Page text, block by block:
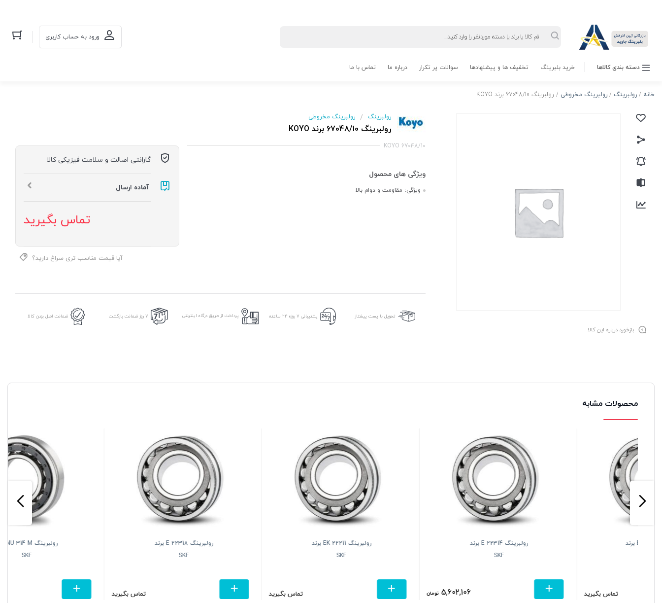
search ورود به حساب کاربری
دسته بندی کالاها خرید بلبرینگ تخفیف ها و پیشنهادها سوالات پر تکرار درباره ما تماس با ما
خانه / رولبرینگ / رولبرینگ مخروطی / رولبرینگ 67048/10 برند KOYO
رولبرینگ / رولبرینگ مخروطی
رولبرینگ 67048/10 برند KOYO
KOYO 67048/10
ویژگی: مقاومت و دوام بالا
گارانتی اصالت و سلامت فیزیکی کالا
آماده ارسال
تماس بگیرید
آیا قیمت مناسب تری سراغ دارید؟
تحویل با پست پیشتاز پشتیبانی ۷ روزه ۲۴ ساعته پرداخت از طریق درگاه اینترنتی 7 روز ضمانت بازگشت ضمانت اصل بودن کالا
بازخورد درباره این کالا
محصولات مشابه